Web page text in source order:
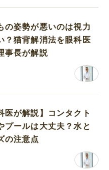
の姿勢が悪いのは視力
？猫背解消法を眼科医
事長が解説
医が解説】コンタクト
プールは大丈夫？水と
の注意点